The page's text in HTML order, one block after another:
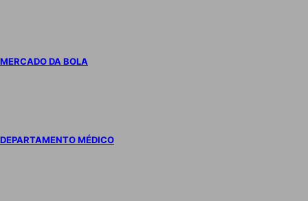
MERCADO DA BOLA
DEPARTAMENTO MÉDICO